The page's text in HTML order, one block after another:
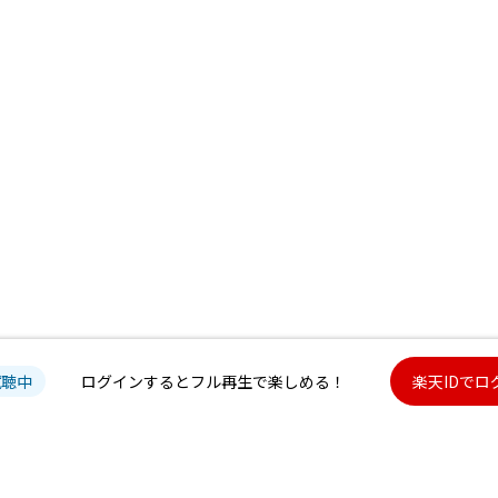
中 ログインするとフル再生で楽しめる！ 楽天IDでロ